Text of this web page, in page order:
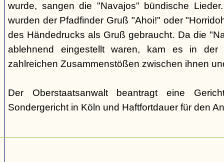
wurde, sangen die "Navajos" bündische
wurden der Pfadfinder Gruß "Ahoi!" oder
des Händedrucks als Gruß gebraucht. Da die
ablehnend eingestellt waren, kam es in
zahlreichen Zusammenstößen zwischen ihnen
Der Oberstaatsanwalt beantragt eine
Sondergericht in Köln und Haftfortdauer für den